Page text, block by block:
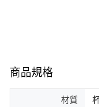
商品規格
材質